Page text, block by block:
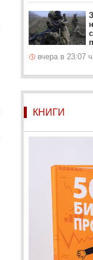
вчера в 23:07
КНИГИ